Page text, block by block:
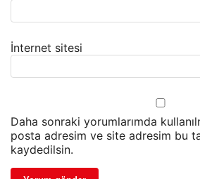
İnternet sitesi
Daha sonraki yorumlarımda
posta adresim ve site adresim bu
kaydedilsin.